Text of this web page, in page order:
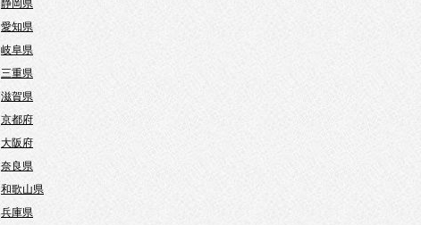
静岡県
愛知県
岐阜県
三重県
滋賀県
京都府
大阪府
奈良県
和歌山県
兵庫県